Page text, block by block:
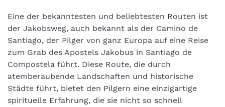
Eine der bekanntesten und beliebtesten Routen ist
der Jakobsweg, auch bekannt als der Camino de
Santiago, der Pilger von ganz Europa auf eine Reise
zum Grab des Apostels Jakobus in Santiago de
Compostela führt. Diese Route, die durch
atemberaubende Landschaften und historische
Städte führt, bietet den Pilgern eine einzigartige
spirituelle Erfahrung, die sie nicht so schnell